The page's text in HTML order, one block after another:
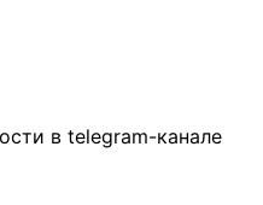
в telegram-канале